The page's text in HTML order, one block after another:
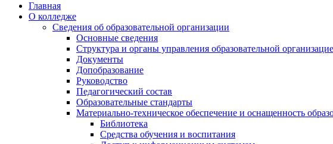
Главная
О колледже
Сведения об образовательной организации
Основные сведения
Структура и органы управления образовательной
Документы
Допобразование
Руководство
Педагогический состав
Образовательные стандарты
Материально-техническое обеспечение и оснащенность
Библиотека
Средства обучения и воспитания